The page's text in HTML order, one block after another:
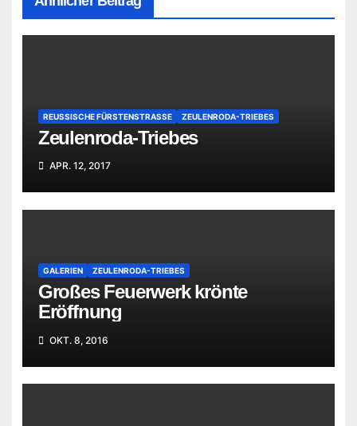
REUSSISCHE FÜRSTENSTRASSE ZEULENRODA-TRIEBES
Zeulenroda-Triebes
APR. 12, 2017
GALERIEN ZEULENRODA-TRIEBES
Großes Feuerwerk krönte
Eröffnung
OKT. 8, 2016